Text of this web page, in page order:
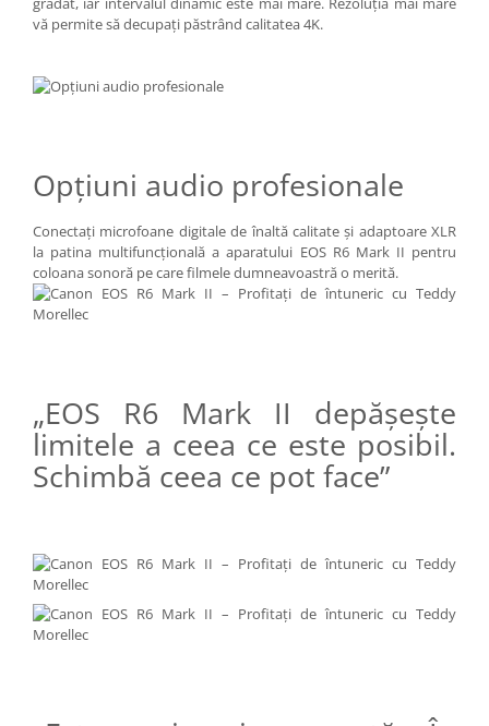
vă permite să decupaţi păstrând calitatea 4K.
Opţiuni audio profesionale
Conectaţi microfoane digitale de înaltă calitate şi adaptoare XLR
la patina multifuncţională a aparatului EOS R6 Mark II pentru
coloana sonoră pe care filmele dumneavoastră o merită.
„EOS R6 Mark II depăşeşte
limitele a ceea ce este posibil.
Schimbă ceea ce pot face”